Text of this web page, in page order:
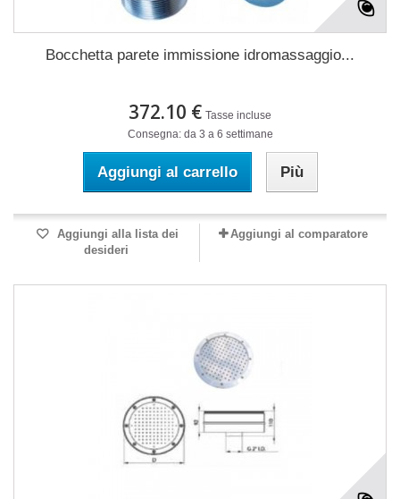
Bocchetta parete immissione idromassaggio...
372.10 € Tasse incluse
Consegna: da 3 a 6 settimane
Aggiungi al carrello Più
Aggiungi alla lista dei
desideri
Aggiungi al comparatore